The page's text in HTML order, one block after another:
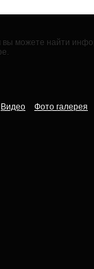
можете найти
Видео
Фото галерея